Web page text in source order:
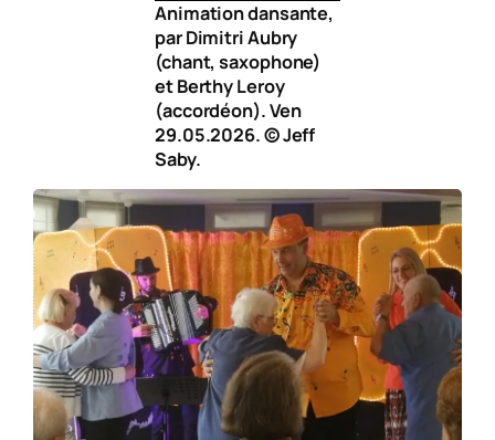
Animation dansante,
par Dimitri Aubry
(chant, saxophone)
et Berthy Leroy
(accordéon). Ven
29.05.2026. © Jeff
Saby.